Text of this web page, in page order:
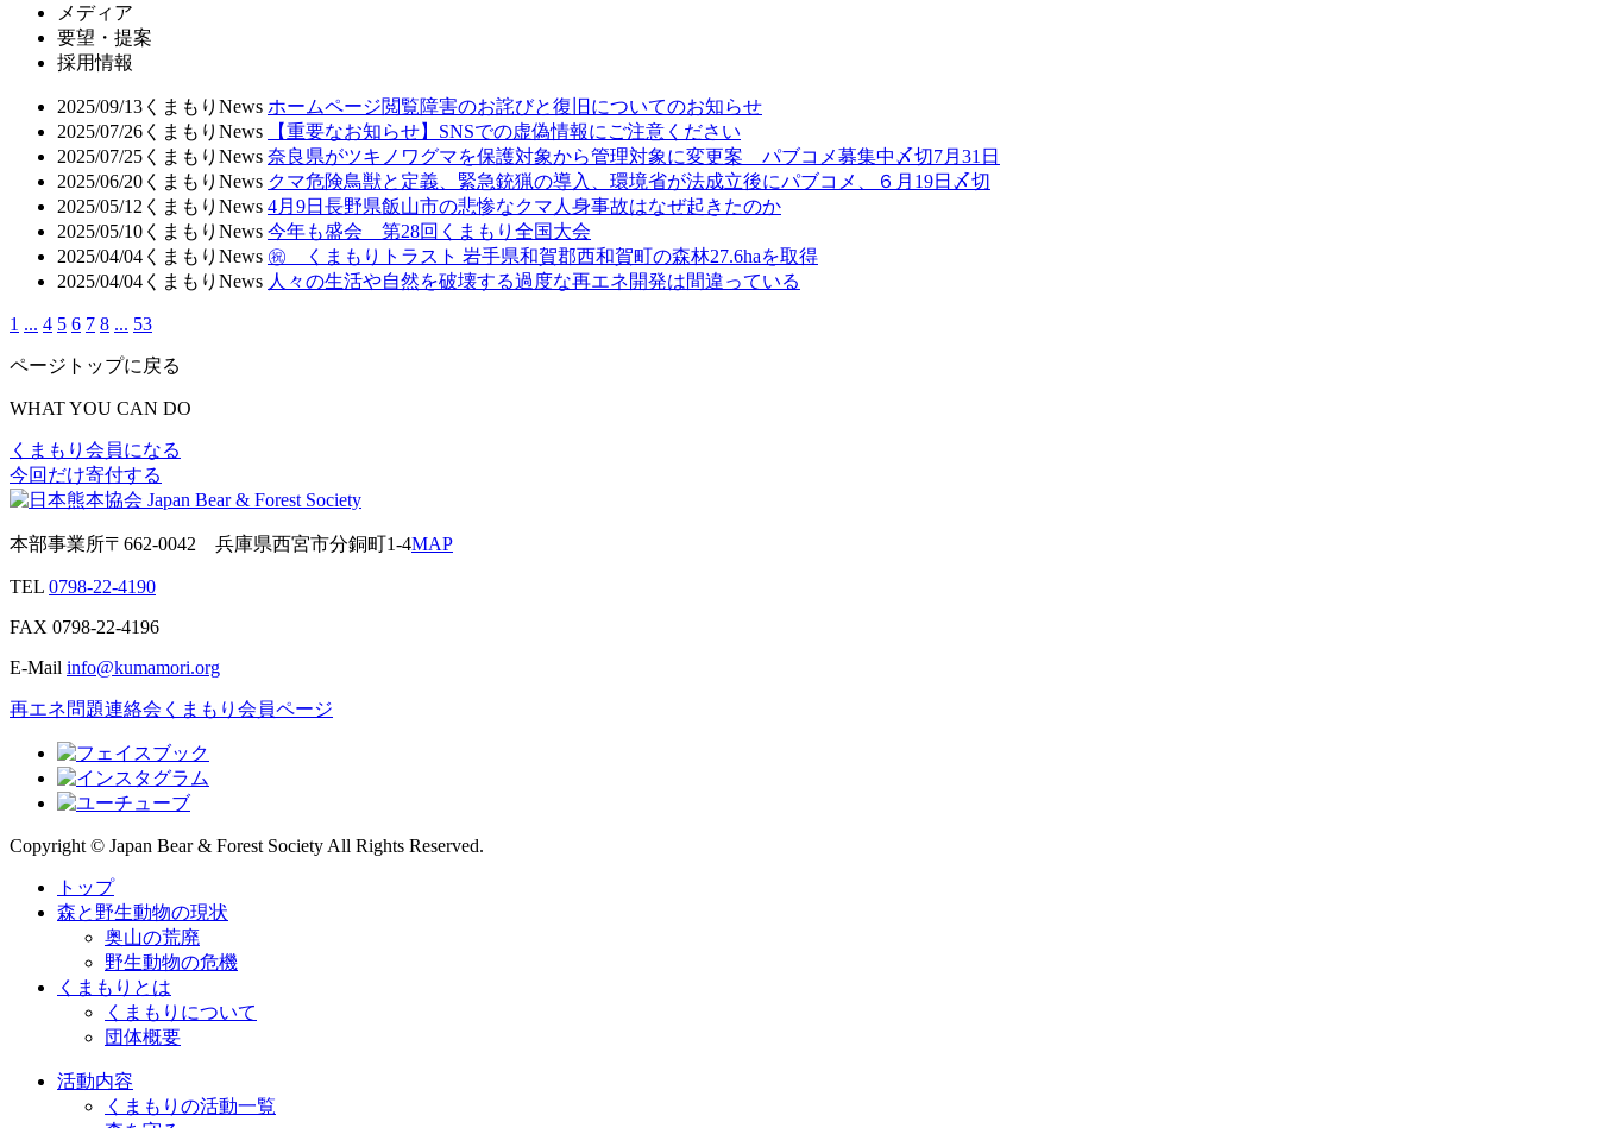
メディア
要望・提案
採用情報
2025/09/13 くまもりNews ホームページ閲覧障害のお詫びと復旧についてのお知らせ
2025/07/26 くまもりNews
【重要なお知らせ】SNSでの虚偽情報にご注意ください
2025/07/25 くまもりNews 奈良県がツキノワグマを保護対象から管理対象に変更案 パブコメ募集中〆切7月31日
2025/06/20 くまもりNews クマ危険鳥獣と定義、緊急銃猟の導入、環境省が法成立後にパブコメ、６月19日〆切
2025/05/12 くまもりNews 4月9日長野県飯山市の悲惨なクマ人身事故はなぜ起きたのか
2025/05/10 くまもりNews 今年も盛会 第28回くまもり全国大会
2025/04/04 くまもりNews ㊗ くまもりトラスト 岩手県和賀郡西和賀町の森林27.6haを取得
2025/04/04 くまもりNews 人々の生活や自然を破壊する過度な再エネ開発は間違っている
1 ... 4 5 6 7 8 ... 53
ページトップに戻る
WHAT YOU CAN DO
くまもり会員になる
今回だけ寄付する
本部事業所〒662-0042 兵庫県西宮市分銅町1-4MAP
TEL 0798-22-4190
FAX 0798-22-4196
E-Mail info@kumamori.org
再エネ問題連絡会 くまもり会員ページ
Copyright © Japan Bear & Forest Society All Rights Reserved.
トップ
森と野生動物の現状
奥山の荒廃
野生動物の危機
くまもりとは
くまもりについて
団体概要
活動内容
くまもりの活動一覧